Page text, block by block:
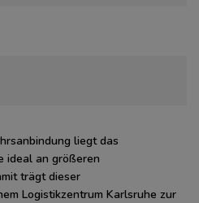
liegt das
ideal an größeren
trägt dieser
Logistikzentrum Karlsruhe zur